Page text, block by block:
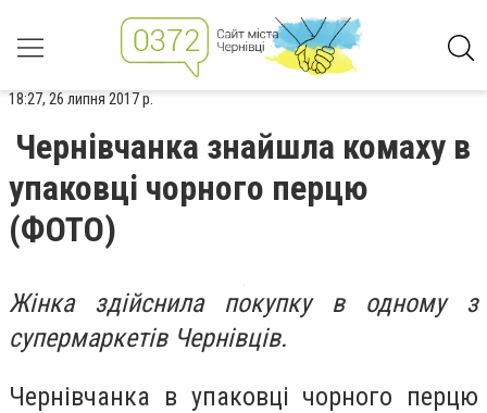
18:27, 26 липня 2017 р.
Чернівчанка знайшла комаху в
упаковці чорного перцю
(ФОТО)
Жінка здійснила покупку в одному з
супермаркетів Чернівців.
Чернівчанка в упаковці чорного перцю